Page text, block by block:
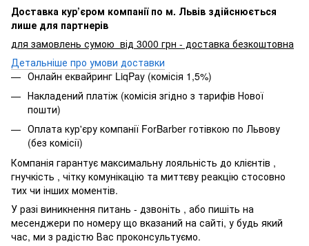
Доставка кур’єром компанії по м. Львів здійснюється
лише для партнерів
для замовлень сумою від 3000 грн - доставка безкоштовна
Детальніше про умови доставки
Онлайн еквайринг LiqPay (комісія 1,5%)
Накладений платіж (комісія згідно з тарифів Нової
пошти)
Оплата кур'єру компанії ForBarber готівкою по Львову
(без комісії)
Компанія гарантує максимальну лояльність до клієнтів ,
гнучкість , чітку комунікацію та миттєву реакцію стосовно
тих чи інших моментів.
У разі виникнення питань - дзвоніть , або пишіть на
месенджери по номеру що вказаний на сайті, у будь який
час, ми з радістю Вас проконсультуємо.